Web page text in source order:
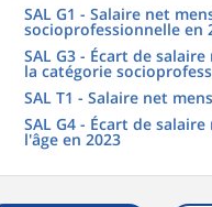
SAL G1 - Salaire net
socioprofessionnelle en
SAL G3 - Écart de
la catégorie
SAL T1 - Salaire net
SAL G4 - Écart de
l'âge en 2023